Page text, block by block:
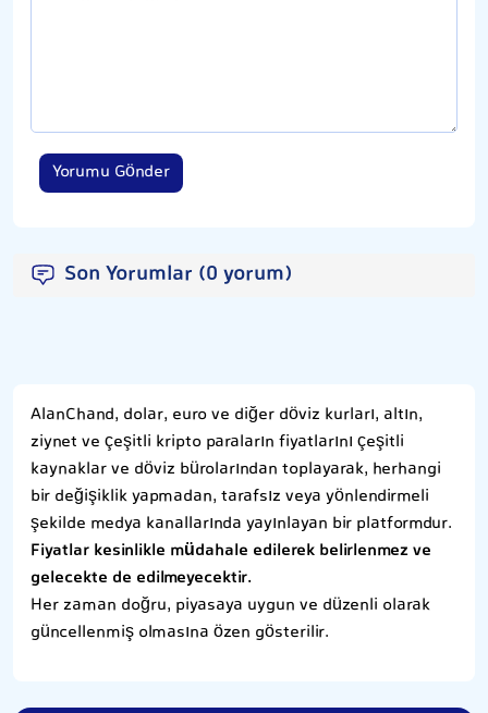
Yorumu Gönder
Son Yorumlar (0 yorum)
AlanChand, dolar, euro ve diğer döviz kurları, altın,
ziynet ve çeşitli kripto paraların fiyatlarını çeşitli
kaynaklar ve döviz bürolarından toplayarak, herhangi
bir değişiklik yapmadan, tarafsız veya yönlendirmeli
şekilde medya kanallarında yayınlayan bir platformdur.
Fiyatlar kesinlikle müdahale edilerek belirlenmez ve
gelecekte de edilmeyecektir.
Her zaman doğru, piyasaya uygun ve düzenli olarak
güncellenmiş olmasına özen gösterilir.